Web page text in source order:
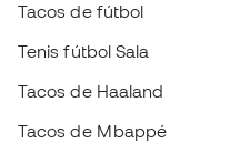
Tacos de fútbol
Tenis fútbol Sala
Tacos de Haaland
Tacos de Mbappé